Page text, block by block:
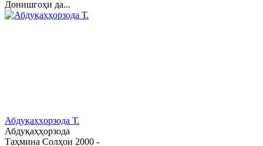
Донишгоҳи да...
Абдуқаҳҳорзода Т.
Абдуқаҳҳорзода
Таҳмина Солҳои 2000 -